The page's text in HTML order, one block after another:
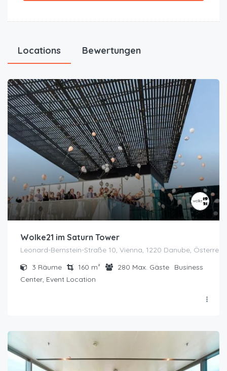
Locations Bewertungen
Wolke21 im Saturn Tower
Leonard-Bernstein-Straße 10, Vienna, 1220 Danube,
3 Räume 160 m² 280 Max. Gäste
Business
Center, Event Location